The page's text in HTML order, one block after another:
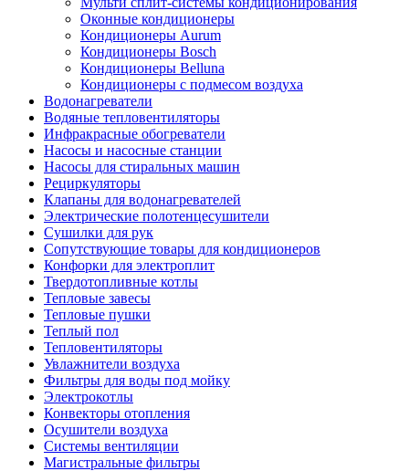
Оконные кондиционеры
Кондиционеры Aurum
Кондиционеры Bosch
Кондиционеры Belluna
Кондиционеры с подмесом воздуха
Водонагреватели
Водяные тепловентиляторы
Инфракрасные обогреватели
Насосы и насосные станции
Насосы для стиральных машин
Рециркуляторы
Клапаны для водонагревателей
Электрические полотенцесушители
Сушилки для рук
Сопутствующие товары для кондиционеров
Конфорки для электроплит
Твердотопливные котлы
Тепловые завесы
Тепловые пушки
Теплый пол
Тепловентиляторы
Увлажнители воздуха
Фильтры для воды под мойку
Электрокотлы
Конвекторы отопления
Осушители воздуха
Системы вентиляции
Магистральные фильтры